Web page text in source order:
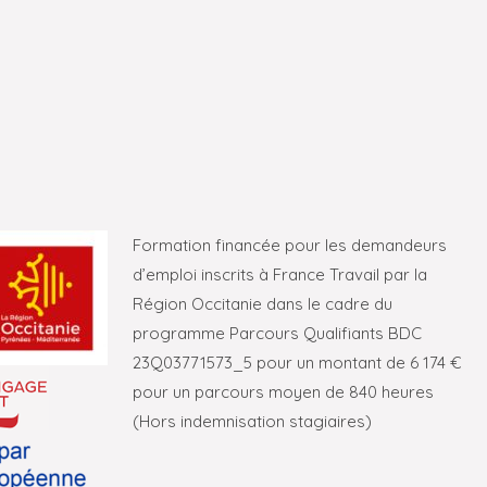
Formation financée pour les demandeurs
d’emploi inscrits à France Travail par la
Région Occitanie dans le cadre du
programme Parcours Qualifiants BDC
23Q03771573_5 pour un montant de 6 174 €
pour un parcours moyen de 840 heures
(Hors indemnisation stagiaires)